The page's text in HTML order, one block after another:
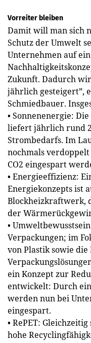
Vorreiter bleiben
Damit will man sich
Schutz der Umwelt
Unternehmen auf
Zukunft. Dadurch
jährlich gesteigert”,
Schmiedbauer.
• Sonnenenergie:
liefert jährlich rund
Strombedarfs. Im
nochmals
CO2 eingespart
• Energieeffizienz:
Energiekonzepts ist
Blockheizkraftwerk,
der
•
Verpackungen; im
von Plastik sowie
ein Konzept zur
entwickelt: Durch
werden nun bei
eingespart.
• RePET:
hohe